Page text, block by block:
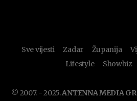
Sve vijesti Zadar Županija
Lifestyle
Showbiz
© 2007. - 2025.ANTENNA MEDIA